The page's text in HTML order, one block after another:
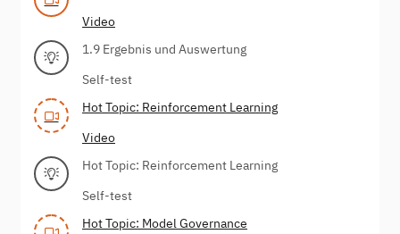
Video
1.9 Ergebnis und Auswertung
Self-test
Hot Topic: Reinforcement Learning
Video
Hot Topic: Reinforcement Learning
Self-test
Hot Topic: Model Governance